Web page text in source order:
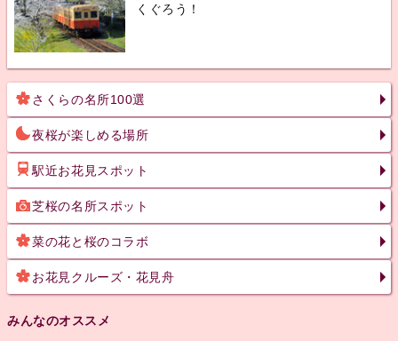
くぐろう！
さくらの名所100選
夜桜が楽しめる場所
駅近お花見スポット
芝桜の名所スポット
菜の花と桜のコラボ
お花見クルーズ・花見舟
みんなのオススメ